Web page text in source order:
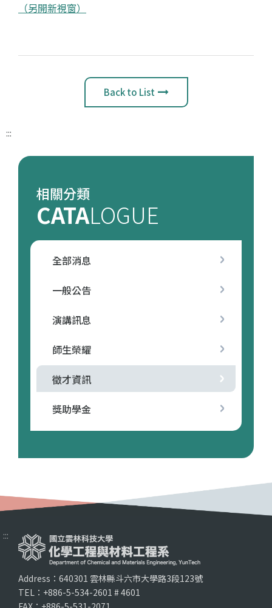
（另開新視窗）
Back to List
:::
相關分類
CATALOGUE
全部消息
一般公告
演講訊息
師生榮耀
徵才資訊
獎助學金
:::
Address：640301 雲林縣斗六市大學路3段123號
TEL：+886-5-534-2601 # 4601